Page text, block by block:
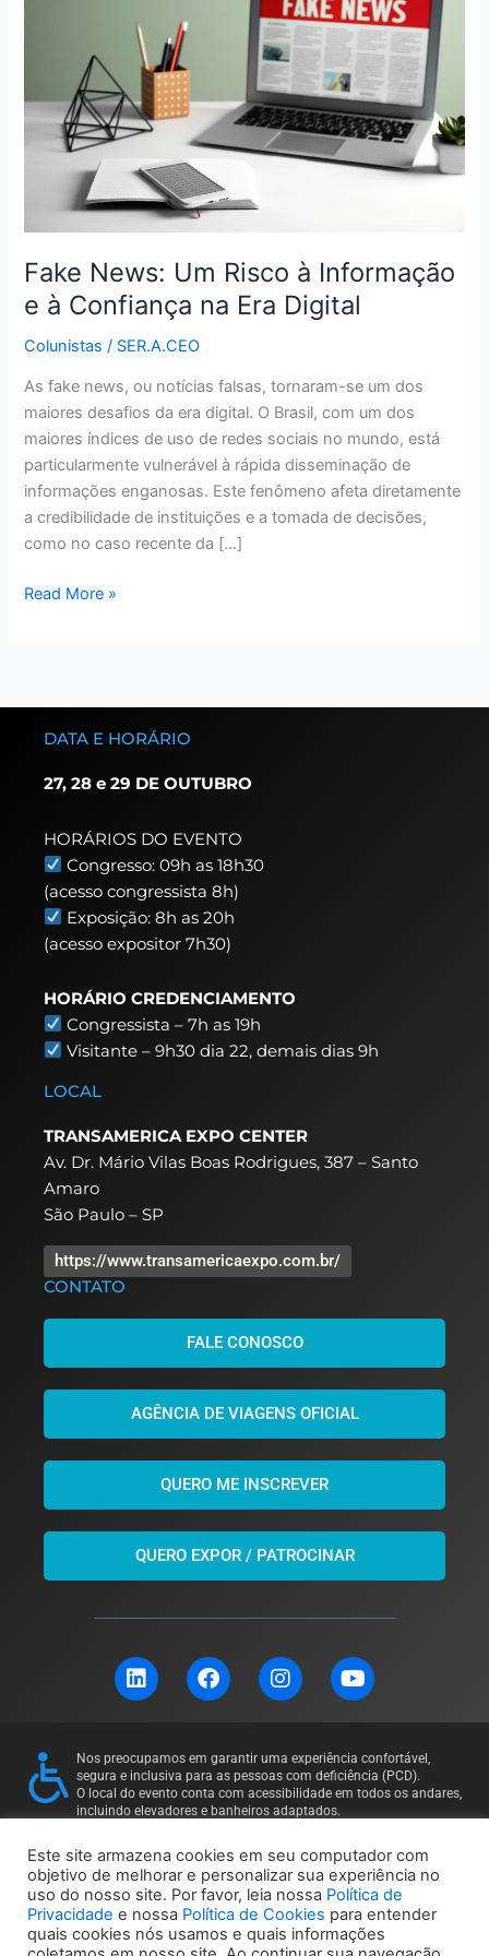
Fake News: Um Risco à Informação
e à Confiança na Era Digital
Colunistas / SER.A.CEO
As fake news, ou notícias falsas, tornaram-se um dos
maiores desafios da era digital. O Brasil, com um dos
maiores índices de uso de redes sociais no mundo, está
particularmente vulnerável à rápida disseminação de
informações enganosas. Este fenômeno afeta diretamente
a credibilidade de instituições e a tomada de decisões,
como no caso recente da […]
Informação
e
Confiança
Read More »
DATA E HORÁRIO
27, 28 e 29 DE OUTUBRO
HORÁRIOS DO EVENTO
Congresso: 09h as 18h30
(acesso congressista 8h)
Exposição: 8h as 20h
(acesso expositor 7h30)
HORÁRIO CREDENCIAMENTO
Congressista – 7h as 19h
Visitante – 9h30 dia 22,demais dias 9h
LOCAL
TRANSAMERICA EXPO CENTER
Av. Dr. Mário Vilas Boas Rodrigues, 387 – Santo
Amaro
São Paulo – SP
https://www.transamericaexpo.com.br/
CONTATO
FALE CONOSCO
AGÊNCIA DE VIAGENS OFICIAL
QUERO ME INSCREVER
QUERO EXPOR / PATROCINAR
L
i
e
d
i
n
F
a
b
o
o
k
I
n
a
g
r
a
Y
o
u
b
e
Nos preocupamos em garantir uma experiência confortável,
segura e inclusiva para as pessoas com deficiência (PCD).
O local do evento conta com acessibilidade em todos os andares,
incluindo elevadores e banheiros adaptados.
contato: 11 97169-5011
Política de Privacidade Política de Cookies
Este site armazena cookies em seu computador com
objetivo de melhorar e personalizar sua experiência no
uso do nosso site. Por favor, leia nossa Política de
Privacidade e nossa Política de Cookies para entender
quais cookies nós usamos e quais informações